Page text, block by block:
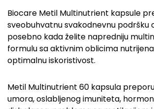
Biocare Metil Multinutrient kapsule
sveobuhvatnu svakodnevnu podršku
posebno kada želite napredniju
formulu sa aktivnim oblicima
optimalnu iskoristivost.
Metil Multinutrient 60 kapsula
umora, oslabljenog imuniteta,